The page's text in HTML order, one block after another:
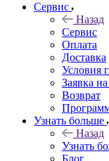
Сервис
Назад
Сервис
Оплата
Доставка
Условия
Заявка
Возврат
Узнать больше
Назад
Узнать
Блог